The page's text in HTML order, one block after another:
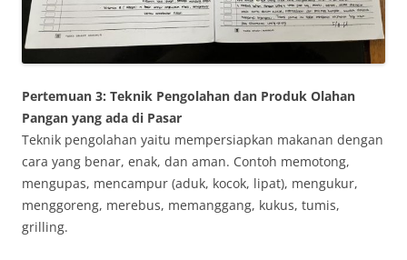
Pertemuan 3: Teknik Pengolahan dan Produk Olahan
Pangan yang ada di Pasar
Teknik pengolahan yaitu mempersiapkan makanan dengan
cara yang benar, enak, dan aman. Contoh memotong,
mengupas, mencampur (aduk, kocok, lipat), mengukur,
menggoreng, merebus, memanggang, kukus, tumis,
grilling.